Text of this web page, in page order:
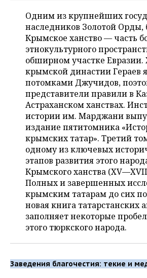
ONLINE-КОНФЕРЕНЦИИ
ОТКРЫТАЯ ЛЕКЦИЯ
ХОККЕЙ
БАСКЕТБОЛ
ВОЛЕЙБОЛ
КИБЕРСПОРТ
ФИГУРНОЕ КАТАНИЕ
ВОДНЫЕ ВИДЫ СПОРТА
ХОККЕЙ С МЯЧОМ
ВЛАСТЬ
ИНФРАСТРУКТУРА
ИСТОРИЯ
КУЛЬТУРА
МЕДИЦИНА
ОБРАЗОВАНИЕ
ПРОИСШЕСТВИЯ
СЮЖЕТЫ
СПРАВОЧНИК
СПИСОК ПЕРСОН
СПИСОК КОМПАНИЙ
ПОЛНАЯ ВЕРСИЯ
Одним из крупнейших
наследников Золотой Орды,
Крымское ханство — часть
этнокультурного
обширном участке Евразии.
крымской династии Гераев
потомками Джучидов,
представители правили в
Астраханском ханствах.
истории им. Марджани
издание пятитомника
крымских татар». Третий
одному из ключевых
этапов развития этого
Крымского ханства
Полных и завершенных
крымским татарам до сих
новая книга татарстанских
заполняет некоторые
этого тюркского народа.
Заведения благочестия: текие и